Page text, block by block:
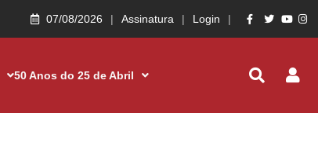
07/08/2026 Assinatura Login
50 Anos do 25 de Abril